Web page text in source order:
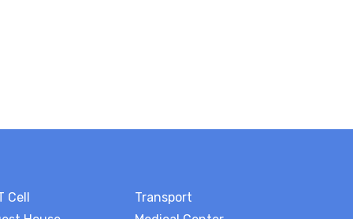
Cell
Transport